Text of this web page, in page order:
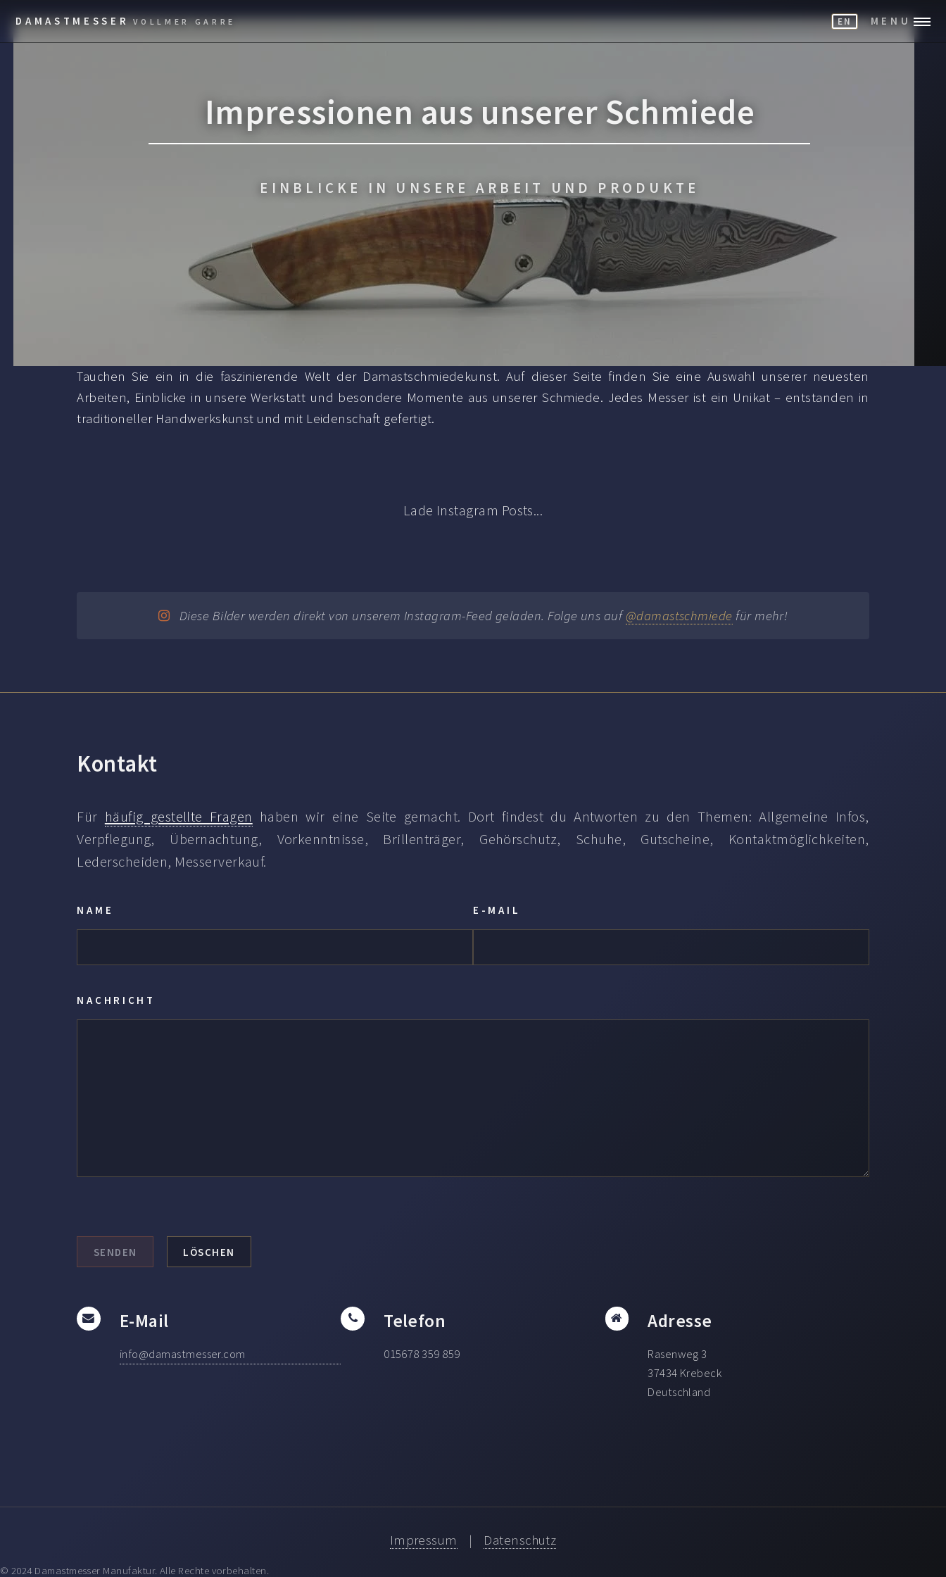
DAMASTMESSER VOLLMER GARRE EN MENU
Impressionen aus unserer Schmiede
EINBLICKE IN UNSERE ARBEIT UND PRODUKTE
Tauchen Sie ein in die faszinierende Welt der Damastschmiedekunst. Auf dieser Seite finden Sie eine Auswahl unserer neuesten
Arbeiten, Einblicke in unsere Werkstatt und besondere Momente aus unserer Schmiede. Jedes Messer ist ein Unikat – entstanden in
traditioneller Handwerkskunst und mit Leidenschaft gefertigt.
Lade Instagram Posts...
Diese Bilder werden direkt von unserem Instagram-Feed geladen. Folge uns auf@damastschmiede für mehr!
Kontakt
Für häufig gestellte Fragen haben wir eine Seite gemacht. Dort findest du Antworten zu den Themen: Allgemeine Infos,
Verpflegung, Übernachtung, Vorkenntnisse, Brillenträger, Gehörschutz, Schuhe, Gutscheine, Kontaktmöglichkeiten,
Lederscheiden, Messerverkauf.
NAME E-MAIL
NACHRICHT
E-Mail
info@damastmesser.com
Telefon
015678 359 859
Adresse
Rasenweg 3
37434 Krebeck
Deutschland
Impressum | Datenschutz
© 2024 Damastmesser Manufaktur. Alle Rechte vorbehalten.